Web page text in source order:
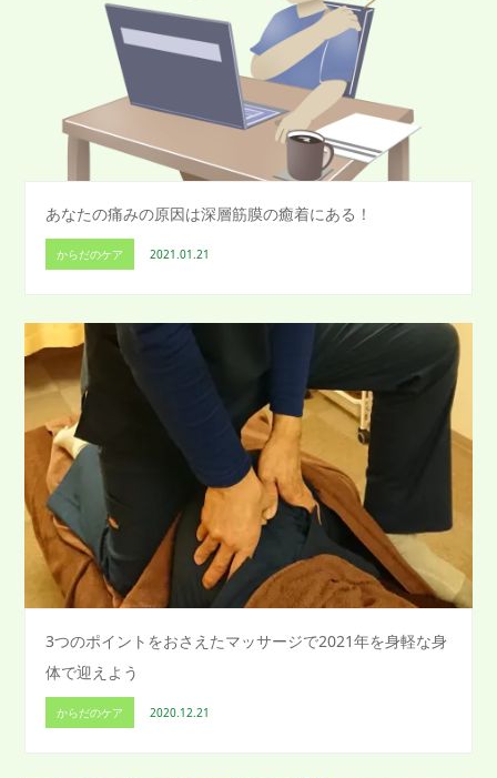
あなたの痛みの原因は深層筋膜の癒着にある！
からだのケア 2021.01.21
3つのポイントをおさえたマッサージで2021年を身軽な身
体で迎えよう
からだのケア 2020.12.21